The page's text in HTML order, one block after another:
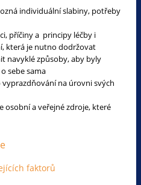
individuální slabiny, potřeby
příčiny a principy léčby i
která je nutno dodržovat
navyklé způsoby, aby byly
sebe sama
na úrovni svých
osobní a veřejné zdroje, které
faktorů